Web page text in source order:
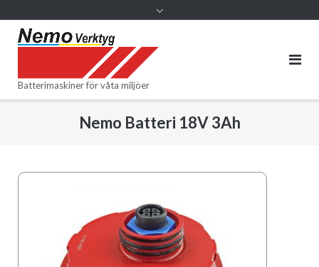
Batterimaskiner för våta miljöer
Nemo Batteri 18V 3Ah